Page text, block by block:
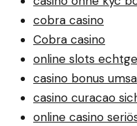
cobra casino
Cobra casino
online slots
casino bonus
casino curacao
online casino